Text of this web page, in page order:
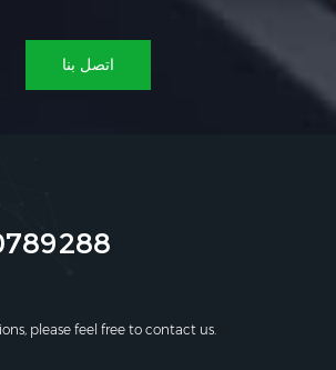
اتصل بنا
please feel free to contact us.